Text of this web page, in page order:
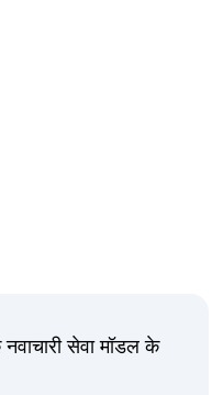
सेवा मॉडल के